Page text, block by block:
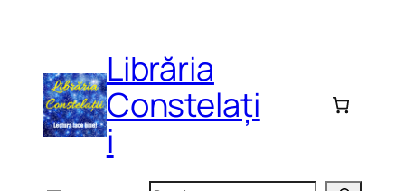
Librăria
Constelați
i